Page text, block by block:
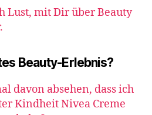
Lust, mit Dir über Beauty
Beauty-Erlebnis?
davon absehen, dass ich
Kindheit Nivea Creme